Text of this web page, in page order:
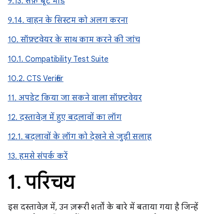
9.14. वाहन के सिस्टम को अलग करना
10. सॉफ़्टवेयर के साथ काम करने की जांच
10.1. Compatibility Test Suite
10.2. CTS Verifier
11. अपडेट किया जा सकने वाला सॉफ़्टवेयर
12. दस्तावेज़ में हुए बदलावों का लॉग
12.1. बदलावों के लॉग को देखने से जुड़ी सलाह
13. हमसे संपर्क करें
1.परिचय
इस दस्तावेज़ में, उन ज़रूरी शर्तों के बारे में बताया गया है जिन्हें